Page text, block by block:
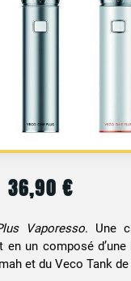
36,90 €
Vaporesso. Une
un composé d’une
et du Veco Tank de